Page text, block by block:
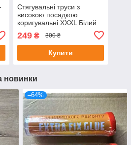
Стягувальні труси з
високою посадкою
коригувальні XXXL Білий
249₴ 300 ₴
Купити
новинки
–64%